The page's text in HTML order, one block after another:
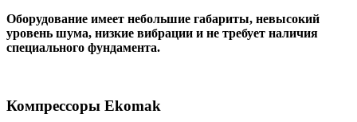
Оборудование имеет небольшие габариты, невысокий
уровень шума, низкие вибрации и не требует наличия
специального фундамента.
Компрессоры Ekomak